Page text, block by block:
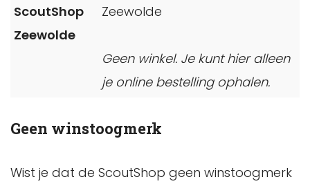
ScoutShop
Zeewolde
Zeewolde
Geen winkel. Je kunt hier alleen
je online bestelling ophalen.
Geen winstoogmerk
Wist je dat de ScoutShop geen winstoogmerk